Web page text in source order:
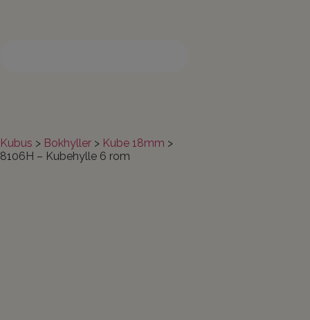
Kubus > Bokhyller > Kube 18mm >
8106H – Kubehylle 6 rom